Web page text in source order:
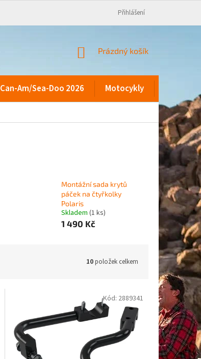
Přihlášení
NÁKUPNÍ
Prázdný košík
Can-Am/Sea-Doo 2026 Motocykly
Montážní sada krytů
páček na čtyřkolky
Polaris
Skladem (1 ks)
1 490 Kč
10položek celkem
Kód: 2889341